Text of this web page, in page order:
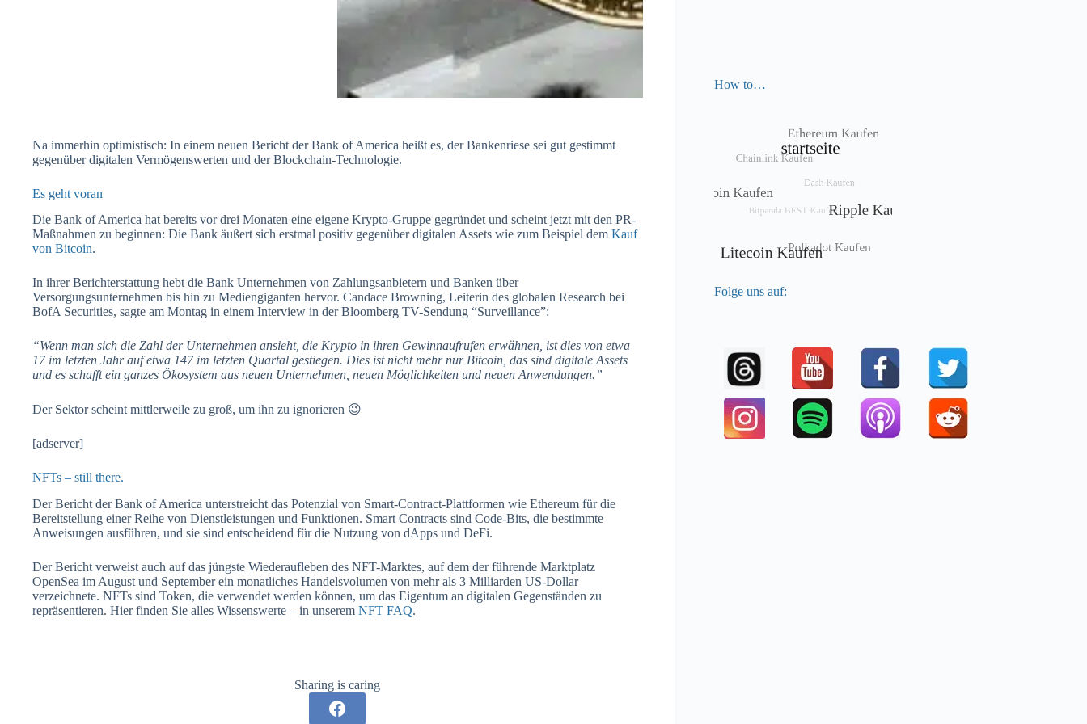
Na immerhin optimistisch: In einem neuen Bericht der Bank of America heißt es, der Bankenriese sei gut gestimmt
gegenüber digitalen Vermögenswerten und der Blockchain-Technologie.
Es geht voran
Die Bank of America hat bereits vor drei Monaten eine eigene Krypto-Gruppe gegründet und scheint jetzt mit den PR-
Maßnahmen zu beginnen: Die Bank äußert sich erstmal positiv gegenüber digitalen Assets wie zum Beispiel dem Kauf
von Bitcoin.
In ihrer Berichterstattung hebt die Bank Unternehmen von Zahlungsanbietern und Banken über
Versorgungsunternehmen bis hin zu Mediengiganten hervor. Candace Browning, Leiterin des globalen Research bei
BofA Securities, sagte am Montag in einem Interview in der Bloomberg TV-Sendung “Surveillance”:
“Wenn man sich die Zahl der Unternehmen ansieht, die Krypto in ihren Gewinnaufrufen erwähnen, ist dies von etwa
17 im letzten Jahr auf etwa 147 im letzten Quartal gestiegen. Dies ist nicht mehr nur Bitcoin, das sind digitale Assets
und es schafft ein ganzes Ökosystem aus neuen Unternehmen, neuen Möglichkeiten und neuen Anwendungen.”
Der Sektor scheint mittlerweile zu groß, um ihn zu ignorieren 😉
[adserver]
NFTs – still there.
Der Bericht der Bank of America unterstreicht das Potenzial von Smart-Contract-Plattformen wie Ethereum für die
Bereitstellung einer Reihe von Dienstleistungen und Funktionen. Smart Contracts sind Code-Bits, die bestimmte
Anweisungen ausführen, und sie sind entscheidend für die Nutzung von dApps und DeFi.
Der Bericht verweist auch auf das jüngste Wiederaufleben des NFT-Marktes, auf dem der führende Marktplatz
OpenSea im August und September ein monatliches Handelsvolumen von mehr als 3 Milliarden US-Dollar
verzeichnete. NFTs sind Token, die verwendet werden können, um das Eigentum an digitalen Gegenständen zu
repräsentieren. Hier finden Sie alles Wissenswerte – in unserem NFT FAQ.
Sharing is caring
How to…
Folge uns auf: